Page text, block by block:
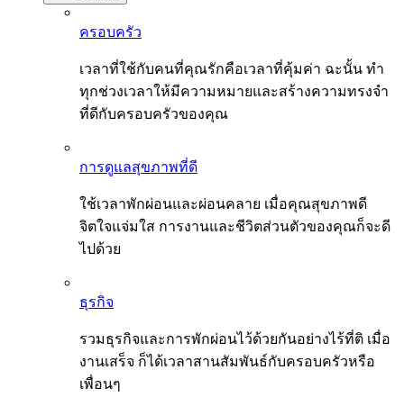
ครอบครัว
เวลาที่ใช้กับคนที่คุณรักคือเวลาที่คุ้มค่า ฉะนั้น ทำ
ทุกช่วงเวลาให้มีความหมายและสร้างความทรงจำ
ที่ดีกับครอบครัวของคุณ
การดูแลสุขภาพที่ดี
ใช้เวลาพักผ่อนและผ่อนคลาย เมื่อคุณสุขภาพดี
จิตใจแจ่มใส การงานและชีวิตส่วนตัวของคุณก็จะดี
ไปด้วย
ธุรกิจ
รวมธุรกิจและการพักผ่อนไว้ด้วยกันอย่างไร้ที่ติ เมื่อ
งานเสร็จ ก็ได้เวลาสานสัมพันธ์กับครอบครัวหรือ
เพื่อนๆ